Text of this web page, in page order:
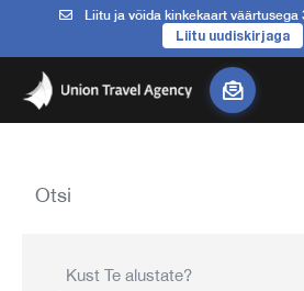
Liitu ja võida kinkekaart väärtusega
Liitu uudiskirjaga
Otsi
Kust Te alustate?